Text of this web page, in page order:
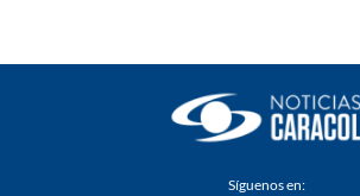
Síguenos en: